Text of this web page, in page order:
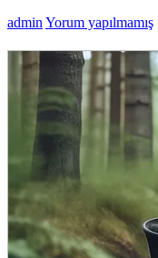
admin Yorum yapılmamış